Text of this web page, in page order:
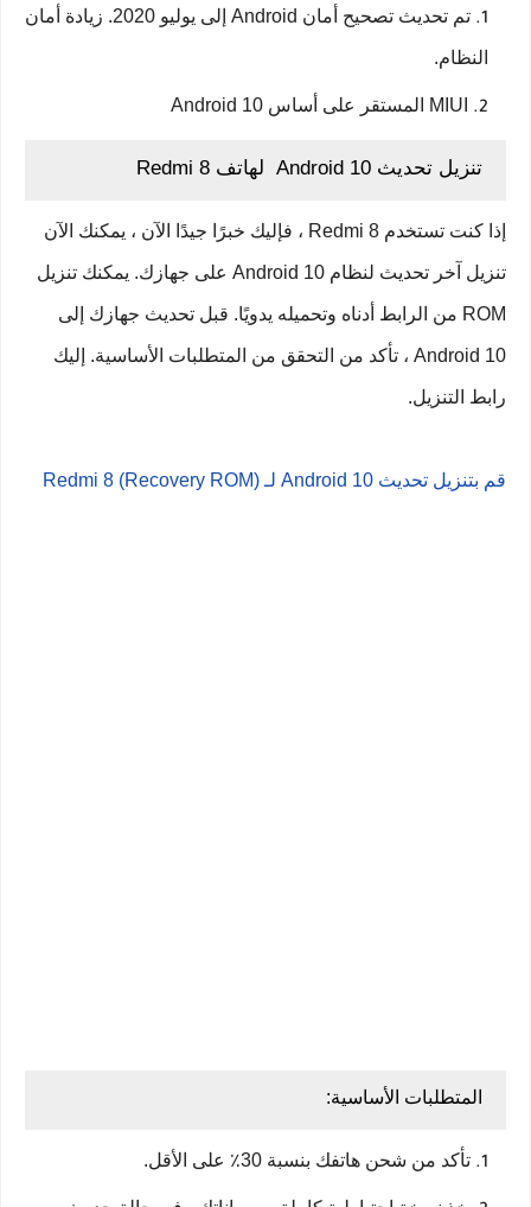
تم تحديث تصحيح أمان Android إلى يوليو 2020. زيادة أمان
النظام.
MIUI المستقر على أساس Android 10
تنزيل تحديث Android 10 لهاتف Redmi 8
إذا كنت تستخدم Redmi 8 ، فإليك خبرًا جيدًا الآن ، يمكنك الآن
تنزيل آخر تحديث لنظام Android 10 على جهازك. يمكنك تنزيل
ROM من الرابط أدناه وتحميله يدويًا. قبل تحديث جهازك إلى
Android 10 ، تأكد من التحقق من المتطلبات الأساسية. إليك
رابط التنزيل.
قم بتنزيل تحديث Android 10 لـ Redmi 8 (Recovery ROM)
المتطلبات الأساسية:
تأكد من شحن هاتفك بنسبة 30٪ على الأقل.